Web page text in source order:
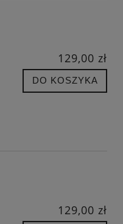
129,00 zł
DO KOSZYKA
129,00 zł